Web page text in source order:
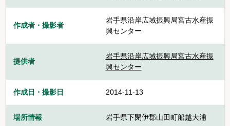
作成者・撮影者
岩手県沿岸広域振興局宮古水産振
興センター
提供者
岩手県沿岸広域振興局宮古水産振
興センター
作成日・撮影日 2014-11-13
場所情報 岩手県下閉伊郡山田町船越大浦